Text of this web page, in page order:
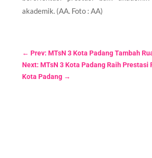
akademik. (AA. Foto : AA)
← Prev: MTsN 3 Kota Padang Tambah
Next: MTsN 3 Kota Padang Raih Prestasi
Kota Padang→